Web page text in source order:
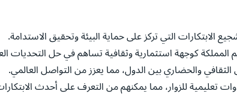
الابتكارات التي تركز على حماية البيئة وتحقيق الاستدامة.
المملكة كوجهة استثمارية وثقافية تساهم في حل التحديات
والحضاري بين الدول، مما يعزز من التواصل العالمي.
تعليمية للزوار، مما يمكنهم من التعرف على أحدث